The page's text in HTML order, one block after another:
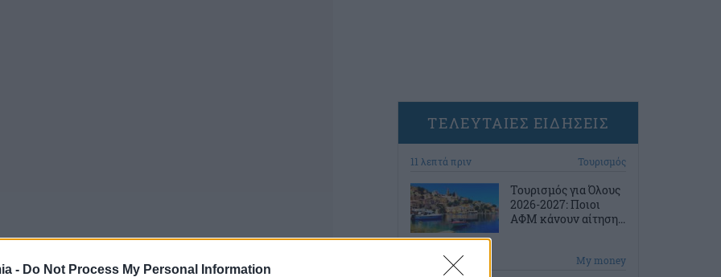
- Do Not Process My Personal Information
ΤΕΛΕΥΤΑΙΕΣ ΕΙΔΗΣΕΙΣ
11 λεπτά πριν Τουρισμός
Τουρισμός για Όλους
2026-2027: Ποιοι
ΑΦΜ κάνουν αίτηση...
41 λεπτά πριν My money